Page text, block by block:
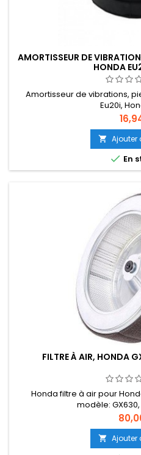
AMORTISSEUR DE
HONDA
Amortisseur de vibrations,
Eu20i,
Prix
 Ajouter
 En
FILTRE À AIR, HONDA
Honda filtre à air pour
modèle: GX630,
Prix
 Ajouter